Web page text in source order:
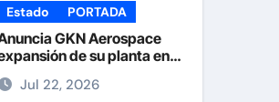
Estado PORTADA
GKN Aerospace
de su planta en
Jul 22, 2026